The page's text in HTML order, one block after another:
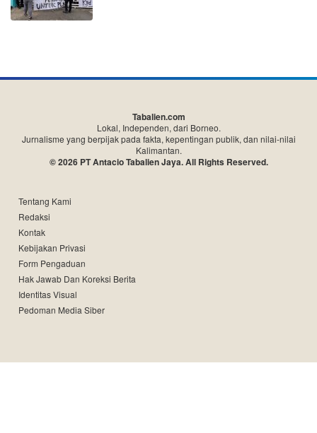
Tabalien.com
Lokal, Independen, dari Borneo.
Jurnalisme yang berpijak pada fakta, kepentingan publik, dan nilai-nilai
Kalimantan.
© 2026 PT Antacio Tabalien Jaya. All Rights Reserved.
Tentang Kami
Redaksi
Kontak
Kebijakan Privasi
Form Pengaduan
Hak Jawab Dan Koreksi Berita
Identitas Visual
Pedoman Media Siber